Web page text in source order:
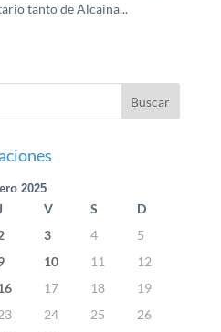
tanto de Alcaina...
2025
V S
D
3 4
5
10 11
12
17 18
19
24 25
26